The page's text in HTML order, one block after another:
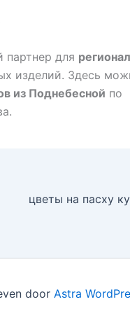
для
изделий. Здесь
из Поднебесной по
door Astra